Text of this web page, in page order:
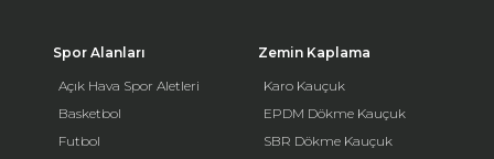
Spor Alanları
Açık Hava Spor Aletleri
Basketbol
Futbol
Zemin Kaplama
Karo Kauçuk
EPDM Dökme Kauçuk
SBR Dökme Kauçuk